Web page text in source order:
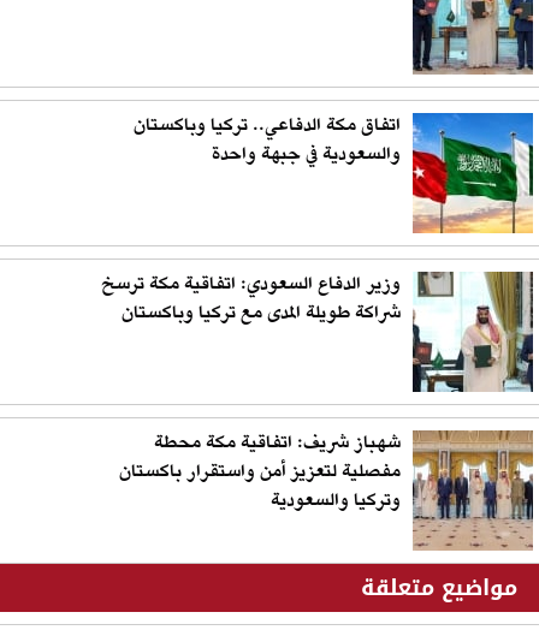
اتفاق مكة الدفاعي.. تركيا وباكستان
والسعودية في جبهة واحدة
وزير الدفاع السعودي: اتفاقية مكة ترسخ
شراكة طويلة المدى مع تركيا وباكستان
شهباز شريف: اتفاقية مكة محطة
مفصلية لتعزيز أمن واستقرار باكستان
وتركيا والسعودية
مواضيع متعلقة